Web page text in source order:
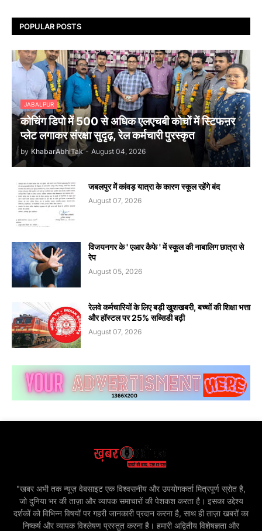
POPULAR POSTS
JABALPUR
कोचिंग डिपो में 500 से अधिक एलएचबी कोचों में स्टिफऩर
प्लेट लगाकर संरक्षा सुदृढ़, रेल कर्मचारी पुरस्कृत
by KhabarAbhiTak - August 04, 2026
जबलपुर में कांवड़ यात्रा के कारण स्कूल रहेंगे बंद
August 07, 2026
विजयनगर के ' एआर कैफे ' में स्कूल की नाबालिग छात्रा से
रेप
August 05, 2026
रेलवे कर्मचारियों के लिए बड़ी खुशखबरी, बच्चों की शिक्षा भत्ता
और हॉस्टल पर 25% सब्सिडी बढ़ी
August 07, 2026
"खबर अभी तक न्यूज़ वेबसाइट एक विश्वसनीय और उपयोगकर्ता मित्रपूर्ण स्रोत है,
जो दुनिया भर की ताज़ा और व्यापक समाचारों की पेशकश करता है। इसका उद्देश्य
दर्शकों को विभिन्न विषयों पर गहरी जानकारी प्रदान करना है, साथ ही ताज़ा खबरों का
निष्कर्ष और व्यापक विश्लेषण प्रस्तुत करना है। हमारी अद्वितीय विशेषज्ञता और